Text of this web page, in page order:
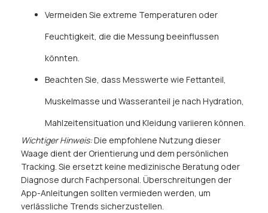
Vermeiden Sie extreme Temperaturen oder
Feuchtigkeit, die die Messung beeinflussen
könnten.
Beachten Sie, dass Messwerte wie Fettanteil,
Muskelmasse und Wasseranteil je nach Hydration,
Mahlzeitensituation und Kleidung variieren können.
Wichtiger Hinweis:Die empfohlene Nutzung dieser
Waage dient der Orientierung und dem persönlichen
Tracking. Sie ersetzt keine medizinische Beratung oder
Diagnose durch Fachpersonal. Überschreitungen der
App-Anleitungen sollten vermieden werden, um
verlässliche Trends sicherzustellen.